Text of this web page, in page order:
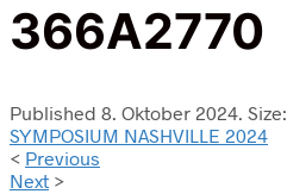
366A2770
Published 8. Oktober 2024. Size:
SYMPOSIUM NASHVILLE 2024
< Previous
Next >